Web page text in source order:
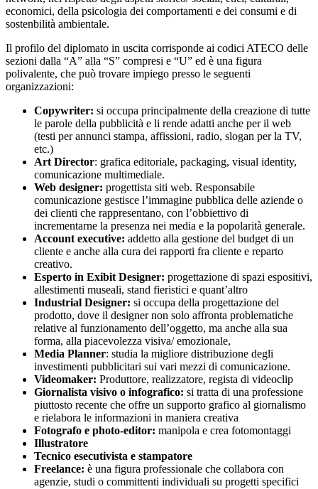
economici, della psicologia dei comportamenti e dei consumi e di
sostenbilità ambientale.
Il profilo del diplomato in uscita corrisponde ai codici ATECO delle
sezioni dalla “A” alla “S” compresi e “U” ed è una figura
polivalente, che può trovare impiego presso le seguenti
organizzazioni:
Copywriter: si occupa principalmente della creazione di tutte
le parole della pubblicità e li rende adatti anche per il web
(testi per annunci stampa, affissioni, radio, slogan per la TV,
etc.)
Art Director: grafica editoriale, packaging, visual identity,
comunicazione multimediale.
Web designer: progettista siti web. Responsabile
comunicazione gestisce l’immagine pubblica delle aziende o
dei clienti che rappresentano, con l’obbiettivo di
incrementarne la presenza nei media e la popolarità generale.
Account executive: addetto alla gestione del budget di un
cliente e anche alla cura dei rapporti fra cliente e reparto
creativo.
Esperto in Exibit Designer: progettazione di spazi espositivi,
allestimenti museali, stand fieristici e quant’altro
Industrial Designer: si occupa della progettazione del
prodotto, dove il designer non solo affronta problematiche
relative al funzionamento dell’oggetto, ma anche alla sua
forma, alla piacevolezza visiva/ emozionale,
Media Planner: studia la migliore distribuzione degli
investimenti pubblicitari sui vari mezzi di comunicazione.
Videomaker: Produttore, realizzatore, regista di videoclip
Giornalista visivo o infografico: si tratta di una professione
piuttosto recente che offre un supporto grafico al giornalismo
e rielabora le informazioni in maniera creativa
Fotografo e photo-editor: manipola e crea fotomontaggi
Illustratore
Tecnico esecutivista e stampatore
Freelance: è una figura professionale che collabora con
agenzie, studi o committenti individuali su progetti specifici